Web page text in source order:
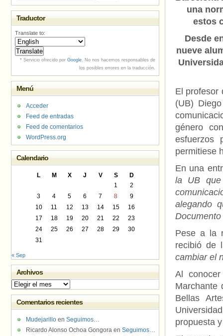
una
estos
Desde
nueve
El profesor
(UB)
género
esfuerzos
permitiese
En una
la UB
alegando
Pese a la
recibió de
cambiar el
Al
Marchante
Bellas
propuesta
Traductor
Translate to:
* Servicio ofrecido por Google. No nos hacemos responsables de
los posibles errores en la traducción.
Menú
Acceder
Feed de entradas
Feed de comentarios
WordPress.org
Calendario
L M X J V S
D
1
2
3
4 5 6 7 8
9
10
11 12 13 14 15
16
17
18 19 20 21 22
23
24
25 26 27 28 29
30
31
« Sep
Archivos
Archivos
Comentarios recientes
Mudejarillo en Seguimos…
Ricardo Alonso Ochoa Gongora en Seguimos…